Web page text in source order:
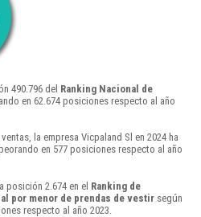
490.796 del Ranking Nacional de
en 62.674 posiciones respecto al año
la empresa Vicpaland Sl en 2024 ha
en 577 posiciones respecto al año
posición 2.674 en el Ranking de
por menor de prendas de vestir según
respecto al año 2023.